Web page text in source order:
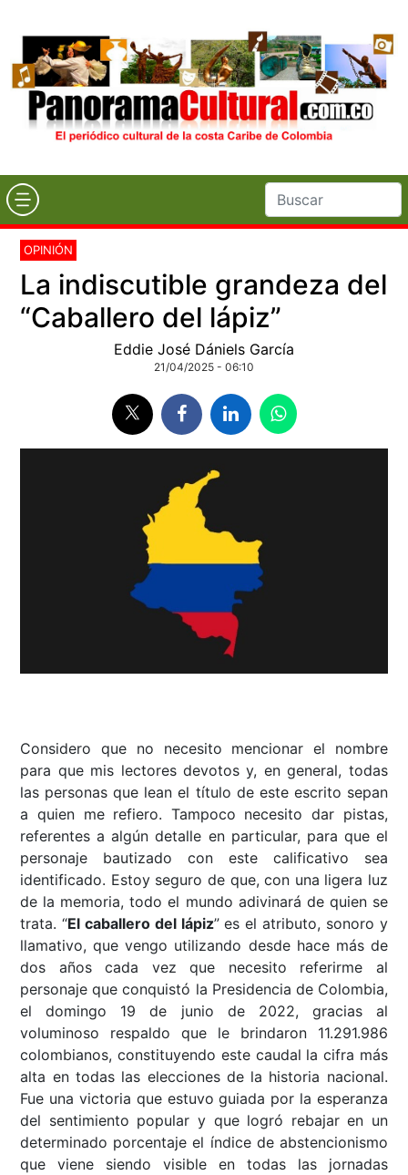
OPINIÓN
La indiscutible grandeza del
“Caballero del lápiz”
Eddie José Dániels García
21/04/2025 - 06:10
Considero que no necesito mencionar el nombre
para que mis lectores devotos y, en general, todas
las personas que lean el título de este escrito sepan
a quien me refiero. Tampoco necesito dar pistas,
referentes a algún detalle en particular, para que el
personaje bautizado con este calificativo sea
identificado. Estoy seguro de que, con una ligera luz
de la memoria, todo el mundo adivinará de quien se
trata. “El caballero del lápiz” es el atributo, sonoro y
llamativo, que vengo utilizando desde hace más de
dos años cada vez que necesito referirme al
personaje que conquistó la Presidencia de Colombia,
el domingo 19 de junio de 2022, gracias al
voluminoso respaldo que le brindaron 11.291.986
colombianos, constituyendo este caudal la cifra más
alta en todas las elecciones de la historia nacional.
Fue una victoria que estuvo guiada por la esperanza
del sentimiento popular y que logró rebajar en un
determinado porcentaje el índice de abstencionismo
que viene siendo visible en todas las jornadas